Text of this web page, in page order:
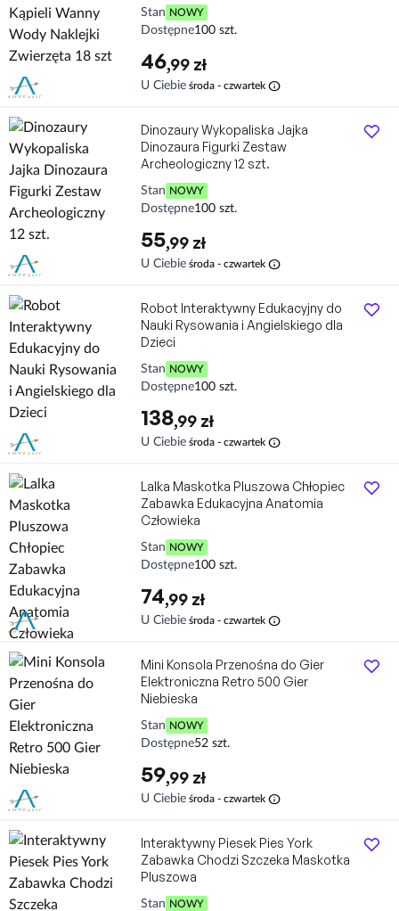
Stan NOWY
Dostępne100 szt.
46,99 zł
U Ciebie środa - czwartek info
Dinozaury Wykopaliska Jajka
Dinozaura Figurki Zestaw
Archeologiczny 12 szt.
Stan NOWY
Dostępne100 szt.
55,99 zł
U Ciebie środa - czwartek info
Robot Interaktywny Edukacyjny do
Nauki Rysowania i Angielskiego dla
Dzieci
Stan NOWY
Dostępne100 szt.
138,99 zł
U Ciebie środa - czwartek info
Lalka Maskotka Pluszowa Chłopiec
Zabawka Edukacyjna Anatomia
Człowieka
Stan NOWY
Dostępne100 szt.
74,99 zł
U Ciebie środa - czwartek info
Mini Konsola Przenośna do Gier
Elektroniczna Retro 500 Gier
Niebieska
Stan NOWY
Dostępne52 szt.
59,99 zł
U Ciebie środa - czwartek info
Interaktywny Piesek Pies York
Zabawka Chodzi Szczeka Maskotka
Pluszowa
Stan NOWY